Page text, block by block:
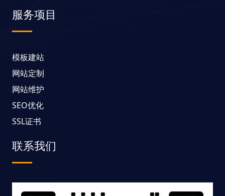
服务项目
模板建站
网站定制
网站维护
SEO优化
SSL证书
联系我们